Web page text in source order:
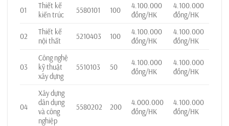
01
Thiết kế
kiến trúc
5580101 100
4.100.000
đồng/HK
4.100.000
đồng/HK
02
Thiết kế
nội thất
5210403 100
4.100.000
đồng/HK
4.100.000
đồng/HK
03
Công nghệ
kỹ thuật
xây dựng
5510103 50
4.100.000
đồng/HK
4.100.000
đồng/HK
04
Xây dựng
dân dụng
và công
nghiệp
5580202 200
4.000.000
đồng/HK
4.100.000
đồng/HK